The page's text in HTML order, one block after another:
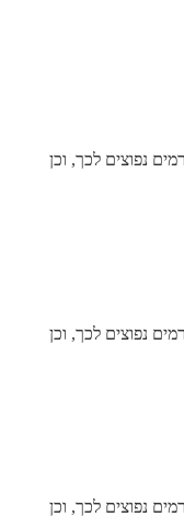
נפוצים לכך, וכן
נפוצים לכך, וכן
נפוצים לכך, וכן